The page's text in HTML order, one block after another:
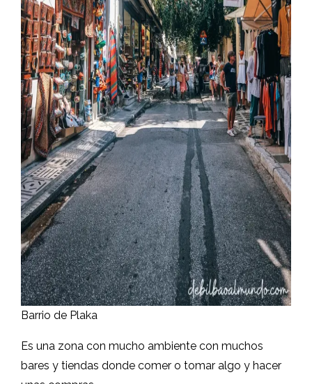
Barrio de Plaka
Es una zona con mucho ambiente con muchos
bares y tiendas donde comer o tomar algo y hacer